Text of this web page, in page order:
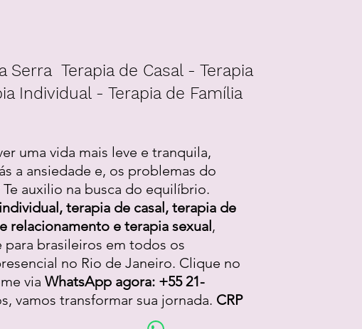
Serra Terapia de Casal - Terapia
Individual - Terapia de Família
uma vida mais leve e tranquila,
a ansiedade e, os problemas do
auxilio na busca do equilíbrio.
terapia de casal, terapia de
relacionamento e terapia sexual,
brasileiros em todos os
no Rio de Janeiro. Clique no
via WhatsApp agora: +55 21-
vamos transformar sua jornada. CRP